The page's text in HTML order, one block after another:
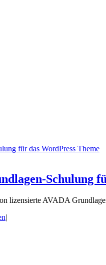
für das WordPress Theme
Schulung
lizensierte AVADA
|